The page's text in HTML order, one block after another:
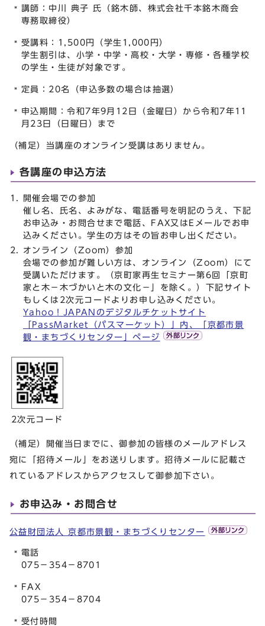
講師：中川 典子 氏（銘木師、株式会社千本銘木商会
専務取締役）
受講料：1,500円（学生1,000円）
学生割引は、小学・中学・高校・大学・専修・各種学校
の学生・生徒が対象です。
定員：20名（申込多数の場合は抽選）
申込期間：令和7年9月12日（金曜日）から令和7年11
月23日（日曜日）まで
（補足）当講座のオンライン受講はありません。
各講座の申込方法
開催会場での参加
催し名、氏名、よみがな、電話番号を明記のうえ、下記
お申込み・お問合せまで電話、FAX又はEメールでお申
込みください。学生の方はその旨お申し出ください。
オンライン（Zoom）参加
会場での参加が難しい方は、オンライン（Zoom）にて
受講いただけます。（京町家再生セミナー第6回「京町
家と木－木づかいと木の文化－」を除く。）下記サイト
もしくは2次元コードよりお申し込みください。
Yahoo！JAPANのデジタルチケットサイト
「PassMarket（パスマーケット）」内、「京都市景
観・まちづくりセンター」ページ
2次元コード
（補足）開催当日までに、御参加の皆様のメールアドレス
宛に「招待メール」をお送りします。招待メールに記載さ
れているアドレスからアクセスして御参加下さい。
お申込み・お問合せ
公益財団法人 京都市景観・まちづくりセンター
電話
075－354－8701
FAX
075－354－8704
受付時間